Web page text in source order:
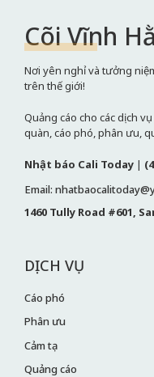
Cõi Vĩnh
Nơi yên nghỉ và tưởng
trên thế giới!
Quảng cáo cho các dịch
quàn, cáo phó, phân ưu,
Nhật báo Cali Today |
Email:
1460 Tully Road #601,
DỊCH VỤ
Cáo phó
Phân ưu
Cảm tạ
Quảng cáo